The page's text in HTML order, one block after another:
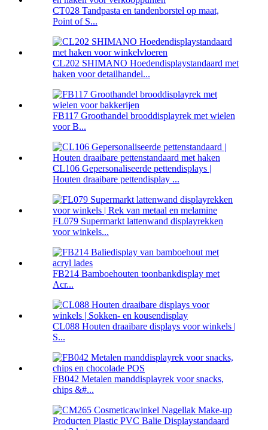
CT028 Tandpasta en tandenborstel op maat,
Point of S...
CL202 SHIMANO Hoedendisplaystandaard met
haken voor detailhandel...
FB117 Groothandel brooddisplayrek met wielen
voor B...
CL106 Gepersonaliseerde pettendisplays |
Houten draaibare pettendisplay ...
FL079 Supermarkt lattenwand displayrekken
voor winkels...
FB214 Bamboehouten toonbankdisplay met
Acr...
CL088 Houten draaibare displays voor winkels |
S...
FB042 Metalen manddisplayrek voor snacks,
chips &#...